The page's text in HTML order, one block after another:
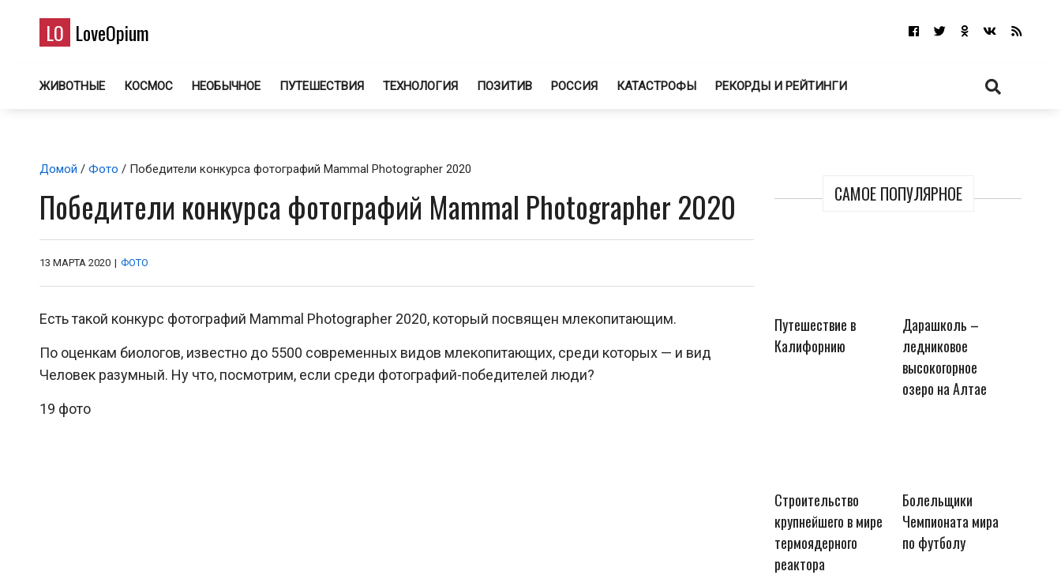
LO LoveOpium
ЖИВОТНЫЕ КОСМОС НЕОБЫЧНОЕ ПУТЕШЕСТВИЯ ТЕХНОЛОГИЯ ПОЗИТИВ РОССИЯ КАТАСТРОФЫ РЕКОРДЫ И РЕЙТИНГИ
САМОЕ ПОПУЛЯРНОЕ
Путешествие в
Калифорнию
Дарашколь –
ледниковое
высокогорное
озеро на Алтае
Строительство
крупнейшего в мире
термоядерного
реактора
Болельщики
Чемпионата мира
по футболу
Домой / Фото / Победители конкурса фотографий Mammal Photographer 2020
Победители конкурса фотографий Mammal Photographer 2020
13 МАРТА 2020 | ФОТО
Есть такой конкурс фотографий Mammal Photographer 2020, который посвящен млекопитающим.
По оценкам биологов, известно до 5500 современных видов млекопитающих, среди которых — и вид
Человек разумный. Ну что, посмотрим, если среди фотографий-победителей люди?
19 фото